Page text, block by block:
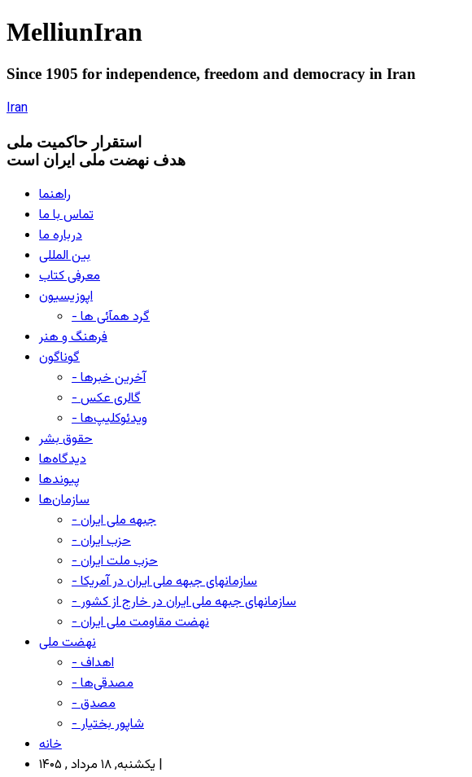
MelliunIran
Since 1905 for independence, freedom and democracy in Iran
Iran
استقرار حاکميت ملی
هدف نهضت ملی ایران است
راهنما
تماس با ما
درباره ما
بین المللی
معرفی کتاب
اپوزیسیون
- گرد همآئی ها
فرهنگ و هنر
گوناگون
- آخرین خبرها
- گالری عکس
- ویدئوکلیپ‌ها
حقوق بشر
دیدگاه‌ها
پیوندها
سازمان‌ها
- جبهه ملی ایران
- حزب ایران
- حزب ملت ایران
- سازمانهای جبهه ملی ایران در آمریکا
- سازمانهای جبهه ملی ایران در خارج از کشور
- نهضت مقاومت ملی ایران
نهضت ملی
- اهداف
- مصدقی‌ها
- مصدق
- شاپور بختیار
خانه
یکشنبه, ۱۸ مرداد , ۱۴۰۵ |